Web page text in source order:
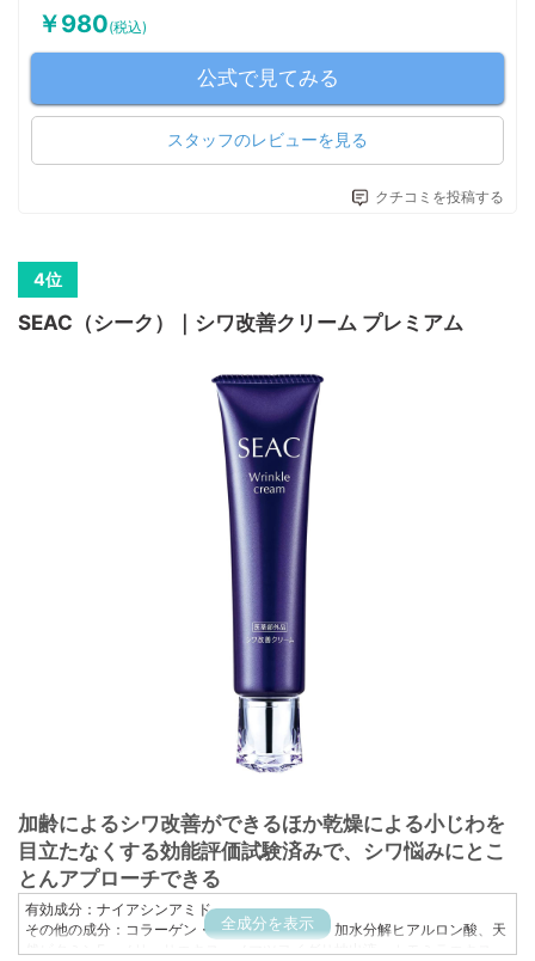
￥980(税込)
公式で見てみる
スタッフのレビューを見る
クチコミを投稿する
SEAC（シーク）｜シワ改善クリーム プレミアム
加齢によるシワ改善ができるほか乾燥による小じわを
目立たなくする効能評価試験済みで、シワ悩みにとこ
とんアプローチできる
全成分を表示
有効成分：ナイアシンアミド
その他の成分：コラーゲン・トリペプチド F、加水分解ヒアルロン酸、天
然ビタミンE、メリッサエキス、メマツヨイグサ抽出液、カモミラエキス